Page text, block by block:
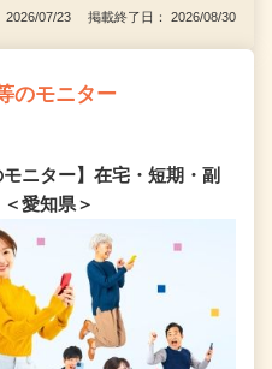
2026/07/23 掲載終了日： 2026/08/30
のモニター
ニター】在宅・短期・副
愛知県＞